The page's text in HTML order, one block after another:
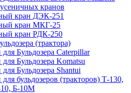
кранов
кран ДЭК-251
кран МКГ-25
кран РДК-250
(трактора)
для Бульдозера Caterpillar
для Бульдозера Komatsu
для Бульдозера Shantui
для бульдозеров (тракторов) Т-130,
Б-10М